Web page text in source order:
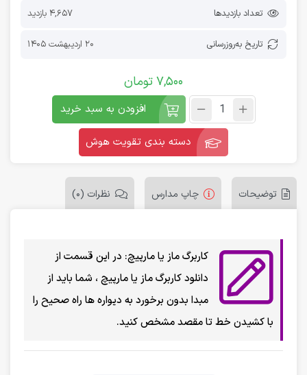
تعداد بازدیدها 4,657 بازدید
تاریخ به‌روز‌رسانی 20 اردیبهشت 1405
7,500تومان
افزودن به سبد خرید
دسته بندی تقویت هوش
توضیحات چاپ مدارس نظرات (0)
کاربرگ ماز یا مارپیچ: در این قسمت از
دانلود کاربرگ ماز یا مارپیچ ، شما باید از
مبدا بدون برخورد به دیواره ها راه صحیح را
با کشیدن خط تا مقصد مشخص کنید.